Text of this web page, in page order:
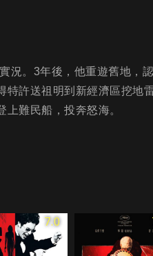
況。3年後，他重遊舊地，
許送祖明到新經濟區挖地
難民船，投奔怒海。
7.0